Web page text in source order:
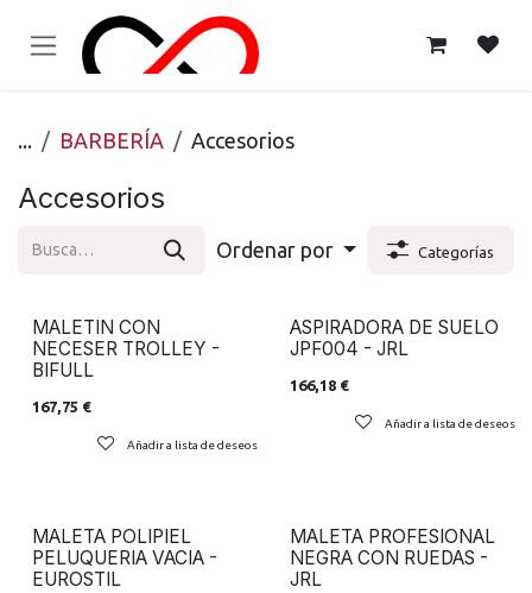
... BARBERÍA Accesorios
Accesorios
Ordenar por Categorías
MALETIN CON
NECESER TROLLEY -
BIFULL
167,75 €
Añadir a lista de deseos
ASPIRADORA DE SUELO
JPF004 - JRL
166,18€
Añadir a lista de deseos
MALETA POLIPIEL
PELUQUERIA VACIA -
EUROSTIL
MALETA PROFESIONAL
NEGRA CON RUEDAS -
JRL